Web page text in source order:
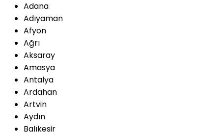
Adana
Adıyaman
Afyon
Ağrı
Aksaray
Amasya
Antalya
Ardahan
Artvin
Aydın
Balıkesir